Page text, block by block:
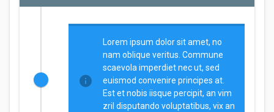
Lorem ipsum dolor sit amet, no
nam oblique veritus. Commune
scaevola imperdiet nec ut, sed
euismod convenire principes at.
Est et nobis iisque percipit, an vim
zril disputando voluptatibus, vix an